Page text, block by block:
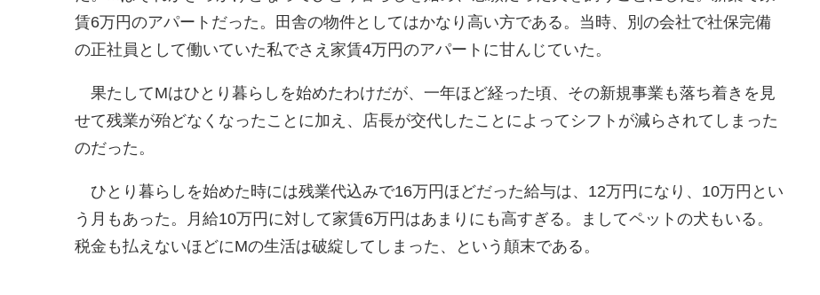
賃6万円のアパートだった。田舎の物件としてはかなり高い方である。当時、別の会社で社保完備
の正社員として働いていた私でさえ家賃4万円のアパートに甘んじていた。
果たしてMはひとり暮らしを始めたわけだが、一年ほど経った頃、その新規事業も落ち着きを見
せて残業が殆どなくなったことに加え、店長が交代したことによってシフトが減らされてしまった
のだった。
ひとり暮らしを始めた時には残業代込みで16万円ほどだった給与は、12万円になり、10万円とい
う月もあった。月給10万円に対して家賃6万円はあまりにも高すぎる。ましてペットの犬もいる。
税金も払えないほどにMの生活は破綻してしまった、という顛末である。